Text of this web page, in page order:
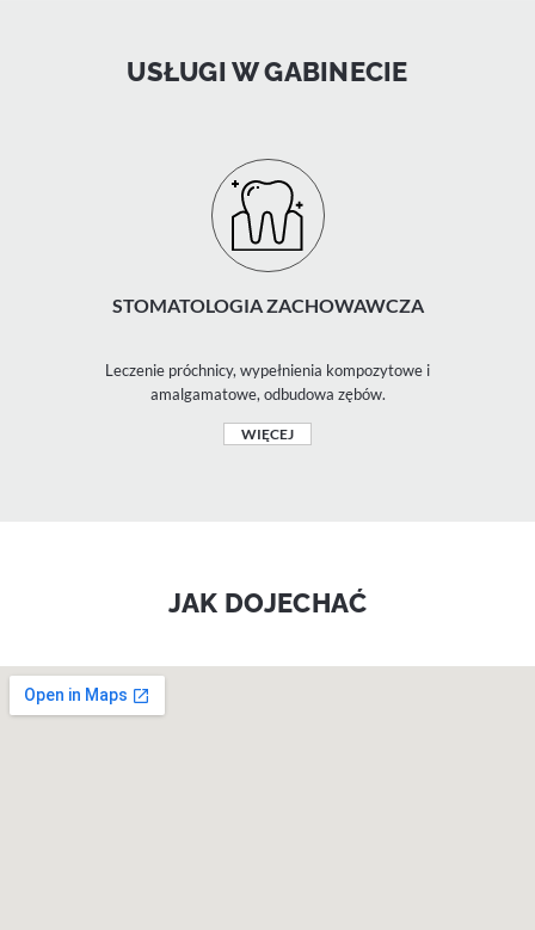
USŁUGI W GABINECIE
STOMATOLOGIA ZACHOWAWCZA
Leczenie próchnicy, wypełnienia kompozytowe i
amalgamatowe, odbudowa zębów.
WIĘCEJ
JAK DOJECHAĆ